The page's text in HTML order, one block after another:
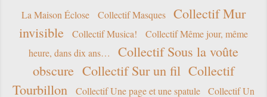
La Maison Éclose
Collectif Masques
Collectif Mur
invisible
Collectif Musica!
Collectif Même jour, même
heure, dans dix ans…
Collectif Sous la voûte
obscure Collectif Sur un fil Collectif
Tourbillon
Collectif Une page et une spatule
Collectif Un